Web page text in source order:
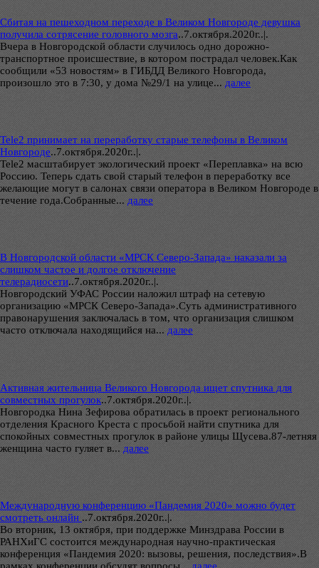
Сбитая на пешеходном переходе в Великом Новгороде девушка
получила сотрясение головного мозга..7.октября.2020г..|.
Вчера в Новгородской области случилось одно дорожно-
транспортное происшествие, в котором пострадал человек.Как
сообщили «53 новостям» в ГИБДД Великого Новгорода,
произошло это в 7:30, у дома №29/1 на улице... далее
Tele2 принимает на переработку старые телефоны в Великом
Новгороде..7.октября.2020г..|.
Tele2 масштабирует экологический проект «Переплавка» на всю
Россию. Теперь сдать свой старый телефон в переработку все
желающие могут в салонах связи оператора в Великом Новгороде в
течение года.Собранные... далее
В Новгородской области «МРСК Северо-Запада» наказали за
слишком частое и долгое отключение
телерадиосети..7.октября.2020г..|.
Новгородский УФАС России наложил штраф на сетевую
организацию «МРСК Северо-Запада».Суть административного
правонарушения заключалась в том, что организация слишком
часто отключала находящийся на... далее
Активная жительница Великого Новгорода ищет спутника для
совместных прогулок..7.октября.2020г..|.
Новгородка Нина Зефирова обратилась в проект регионального
отделения Красного Креста с просьбой найти спутника для
спокойных совместных прогулок в районе улицы Щусева.87-летняя
женщина часто гуляет в... далее
Международную конференцию «Пандемия 2020» можно будет
смотреть онлайн ..7.октября.2020г..|.
Во вторник, 13 октября, при поддержке Минздрава России в
РАНХиГС состоится международная научно-практическая
конференция «Пандемия 2020: вызовы, решения, последствия».В